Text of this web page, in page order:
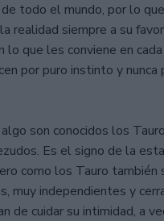
todo el mundo, por lo
realidad siempre a su
lo que les conviene en
por puro instinto y nunca
son conocidos los
Es el signo de la
como los Tauro también
muy independientes y
de cuidar su intimidad, a